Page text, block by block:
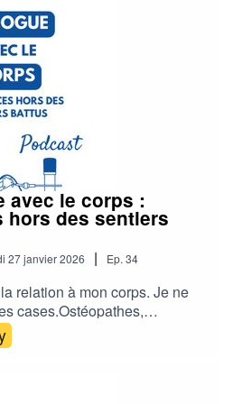
connecter de coeur à coeur
nous rejoindre 💙
avec le corps :
hors des sentiers
27 janvier 2026 | Ep. 34
relation à mon corps. Je ne
cases.Ostéopathes,
kinésithérapeutes,
vous trouverez une
corps grâce aux apports de la
pied cassé et